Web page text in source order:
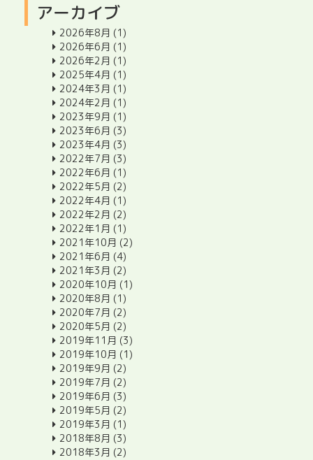
アーカイブ
2026年8月 (1)
2026年6月 (1)
2026年2月 (1)
2025年4月 (1)
2024年3月 (1)
2024年2月 (1)
2023年9月 (1)
2023年6月 (3)
2023年4月 (3)
2022年7月 (3)
2022年6月 (1)
2022年5月 (2)
2022年4月 (1)
2022年2月 (2)
2022年1月 (1)
2021年10月 (2)
2021年6月 (4)
2021年3月 (2)
2020年10月 (1)
2020年8月 (1)
2020年7月 (2)
2020年5月 (2)
2019年11月 (3)
2019年10月 (1)
2019年9月 (2)
2019年7月 (2)
2019年6月 (3)
2019年5月 (2)
2019年3月 (1)
2018年8月 (3)
2018年3月 (2)